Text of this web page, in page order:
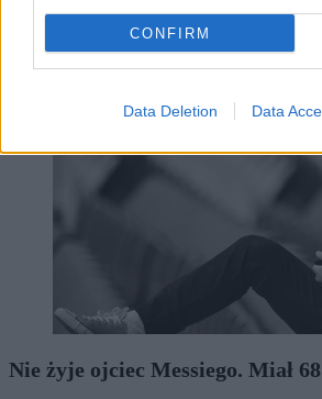
CONFIRM
Data Deletion Data
Nie żyje ojciec Messiego. Miał